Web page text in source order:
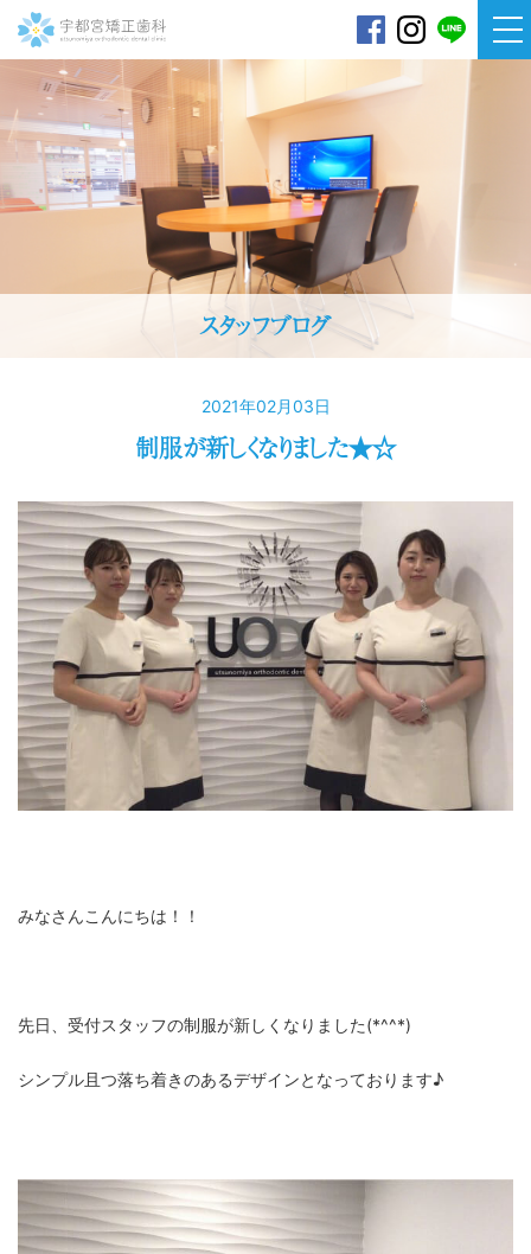
宇都宮矯正歯科
スタッフブログ
2021年02月03日
制服が新しくなりました★☆
みなさんこんにちは！！
先日、受付スタッフの制服が新しくなりました(*^^*)
シンプル且つ落ち着きのあるデザインとなっております♪